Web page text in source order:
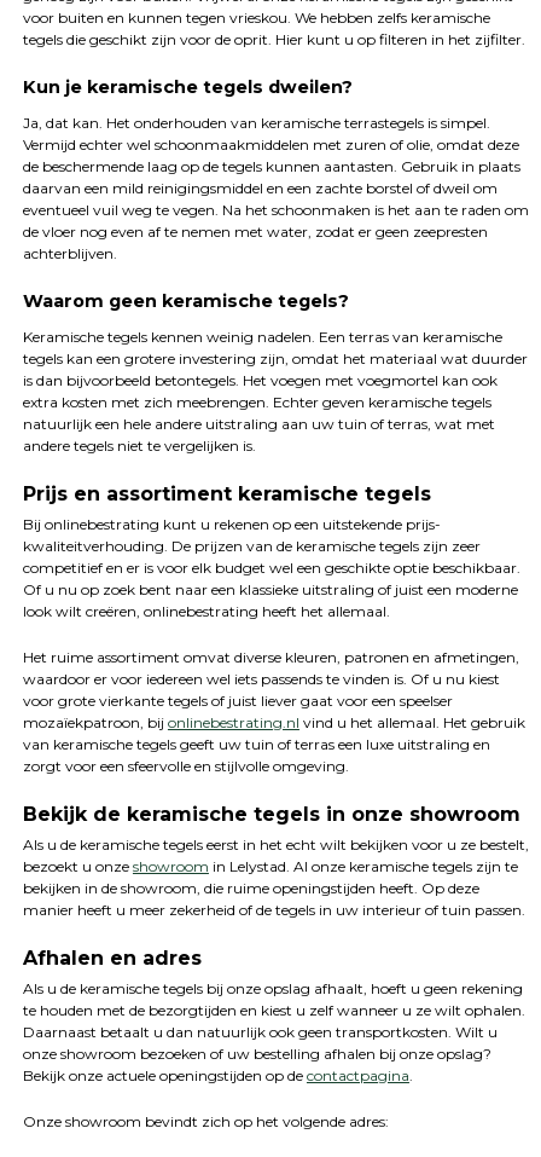
voor buiten en kunnen tegen vrieskou. We hebben zelfs keramische
tegels die geschikt zijn voor de oprit. Hier kunt u op filteren in het zijfilter.
Kun je keramische tegels dweilen?
Ja, dat kan. Het onderhouden van keramische terrastegels is simpel.
Vermijd echter wel schoonmaakmiddelen met zuren of olie, omdat deze
de beschermende laag op de tegels kunnen aantasten. Gebruik in plaats
daarvan een mild reinigingsmiddel en een zachte borstel of dweil om
eventueel vuil weg te vegen. Na het schoonmaken is het aan te raden om
de vloer nog even af te nemen met water, zodat er geen zeepresten
achterblijven.
Waarom geen keramische tegels?
Keramische tegels kennen weinig nadelen. Een terras van keramische
tegels kan een grotere investering zijn, omdat het materiaal wat duurder
is dan bijvoorbeeld betontegels. Het voegen met voegmortel kan ook
extra kosten met zich meebrengen. Echter geven keramische tegels
natuurlijk een hele andere uitstraling aan uw tuin of terras, wat met
andere tegels niet te vergelijken is.
Prijs en assortiment keramische tegels
Bij onlinebestrating kunt u rekenen op een uitstekende prijs-
kwaliteitverhouding. De prijzen van de keramische tegels zijn zeer
competitief en er is voor elk budget wel een geschikte optie beschikbaar.
Of u nu op zoek bent naar een klassieke uitstraling of juist een moderne
look wilt creëren, onlinebestrating heeft het allemaal.
Het ruime assortiment omvat diverse kleuren, patronen en afmetingen,
waardoor er voor iedereen wel iets passends te vinden is. Of u nu kiest
voor grote vierkante tegels of juist liever gaat voor een speelser
mozaïekpatroon, bij onlinebestrating.nl vind u het allemaal. Het gebruik
van keramische tegels geeft uw tuin of terras een luxe uitstraling en
zorgt voor een sfeervolle en stijlvolle omgeving.
Bekijk de keramische tegels in onze showroom
Als u de keramische tegels eerst in het echt wilt bekijken voor u ze bestelt,
bezoekt u onze showroom in Lelystad. Al onze keramische tegels zijn te
bekijken in de showroom, die ruime openingstijden heeft. Op deze
manier heeft u meer zekerheid of de tegels in uw interieur of tuin passen.
Afhalen en adres
Als u de keramische tegels bij onze opslag afhaalt, hoeft u geen rekening
te houden met de bezorgtijden en kiest u zelf wanneer u ze wilt ophalen.
Daarnaast betaalt u dan natuurlijk ook geen transportkosten. Wilt u
onze showroom bezoeken of uw bestelling afhalen bij onze opslag?
Bekijk onze actuele openingstijden op de contactpagina.
Onze showroom bevindt zich op het volgende adres: